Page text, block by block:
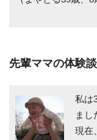
先輩ママの体験
私は
まし
現在